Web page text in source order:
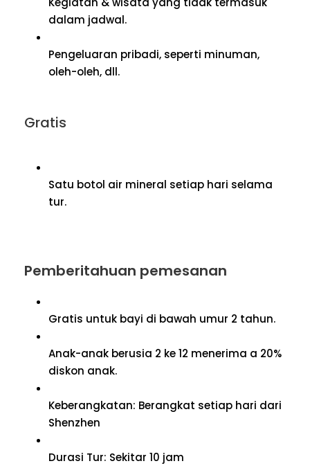
dalam jadwal.
Pengeluaran pribadi, seperti minuman,
oleh-oleh, dll.
Gratis
Satu botol air mineral setiap hari selama
tur.
Pemberitahuan pemesanan
Gratis untuk bayi di bawah umur 2 tahun.
Anak-anak berusia 2 ke 12 menerima a 20%
diskon anak.
Keberangkatan: Berangkat setiap hari dari
Shenzhen
Durasi Tur: Sekitar 10 jam